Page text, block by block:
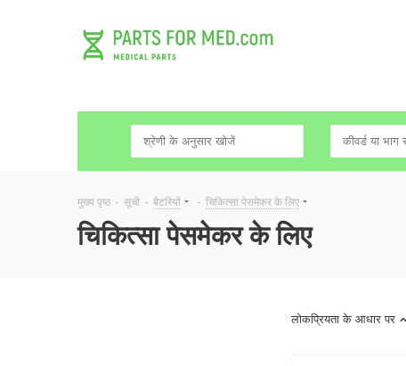
मुख्य पृष्ठ - सूची - बैटरियों - चिकित्सा पेसमेकर के लिए
चिकित्सा पेसमेकर के लिए
लोकप्रियता के आधार पर